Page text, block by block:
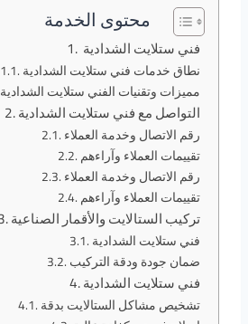
محتوى الخدمة
فني ستلايت الشدادية
نطاق خدمات فني ستلايت الشدادية
مميزات وتقنيات الفني ستلايت الشدادية
التواصل مع فني ستلايت الشدادية
رقم الاتصال وخدمة العملاء
تقييمات العملاء وآراءهم
رقم الاتصال وخدمة العملاء
تقييمات العملاء وآراءهم
تركيب الستالايت والأقمار الصناعية
فني ستلايت الشدادية
ضمان جودة ودقة التركيب
فني ستلايت الشدادية
تشخيص مشاكل الستالايت بدقة